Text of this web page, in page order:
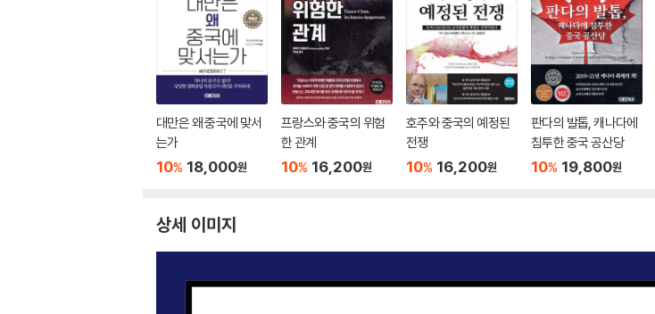
대만은 왜 중국에 맞서
는가
10% 18,000원
프랑스와 중국의 위험
한 관계
10% 16,200원
호주와 중국의 예정된
전쟁
10% 16,200원
판다의 발톱, 캐나다에
침투한 중국 공산당
10% 19,800원
상세 이미지